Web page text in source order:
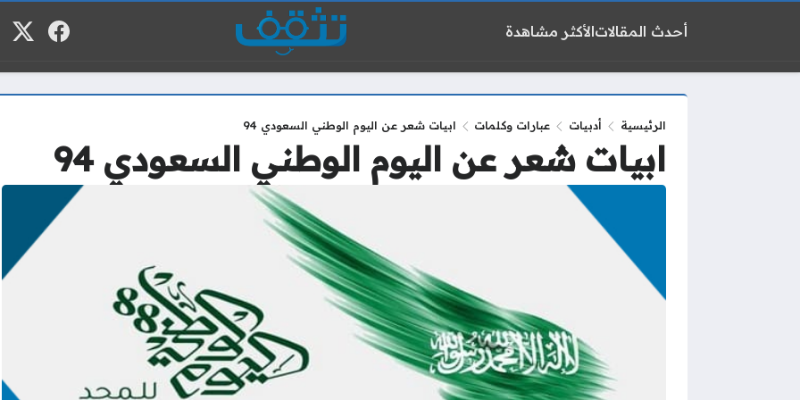
أحدث المقالاتالأكثر مشاهدة فيسبوك
الرئيسية أدبيات عبارات وكلمات ابيات شعر عن اليوم الوطني السعودي 94
ابيات شعر عن اليوم الوطني السعودي 94